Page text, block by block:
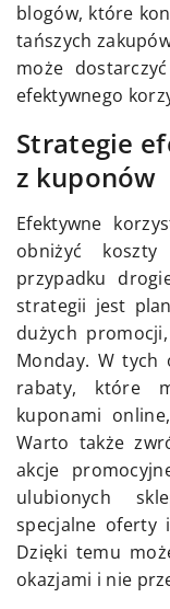
blogów, które
tańszych
może
efektywnego
Strategie
z kuponów
Efektywne
obniżyć
przypadku
strategii jest
dużych
Monday. W tych
rabaty, które
kuponami
Warto także
akcje
ulubionych
specjalne oferty
Dzięki temu
okazjami i nie